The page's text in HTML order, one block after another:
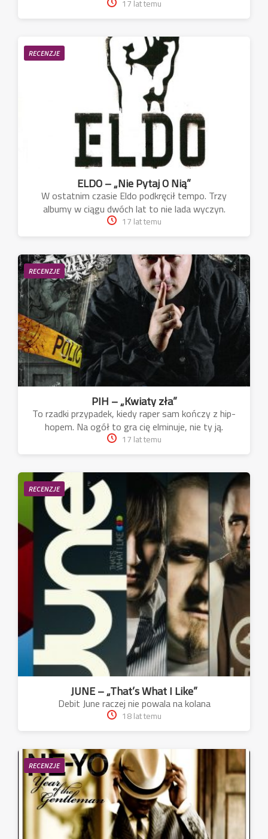
17 lat temu
RECENZJE
ELDO – „Nie Pytaj O Nią”
W ostatnim czasie Eldo podkręcił tempo. Trzy
albumy w ciągu dwóch lat to nie lada wyczyn.
17 lat temu
RECENZJE
PIH – „Kwiaty zła”
To rzadki przypadek, kiedy raper sam kończy z hip-
hopem. Na ogół to gra cię elminuje, nie ty ją.
17 lat temu
RECENZJE
JUNE – „That’s What I Like”
Debit June raczej nie powala na kolana
18 lat temu
RECENZJE